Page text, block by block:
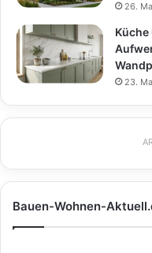
26.
23.
Bauen-Wohnen-